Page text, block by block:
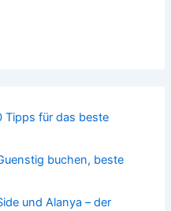
Tipps für das beste
buchen, beste
und Alanya – der